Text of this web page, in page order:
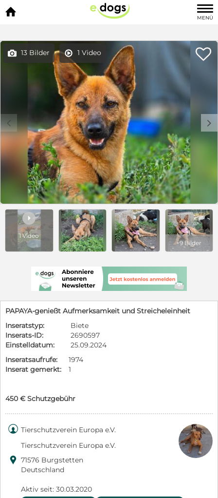

MENÜ
 13 Bilder  1 Video 
c d

1 Video
+9 Bilder
PAPAYA-genießt Aufmerksamkeit und Streicheleinheit
Inseratstyp:
Biete
Inserats-ID:
2690597
Einstelldatum:
25.09.2024
Inseratsaufrufe:
1974
Inserat gemerkt:
1
450 € Schutzgebühr
 Tierschutzverein Europa e.V.
Tierschutzverein Europa e.V.
 71576 Burgstetten
Deutschland
Aktiv seit: 30.03.2020